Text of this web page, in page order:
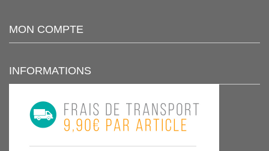
MON COMPTE
INFORMATIONS